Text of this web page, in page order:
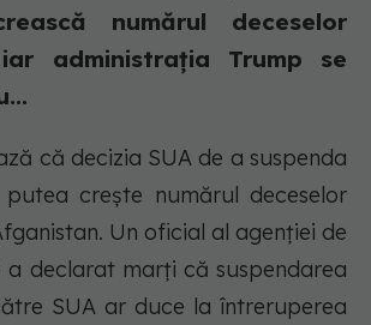
numărul deceselor
administrația Trump se
că decizia SUA de a suspenda
crește numărul deceselor
Un oficial al agenției de
a declarat marți că suspendarea
SUA ar duce la întreruperea